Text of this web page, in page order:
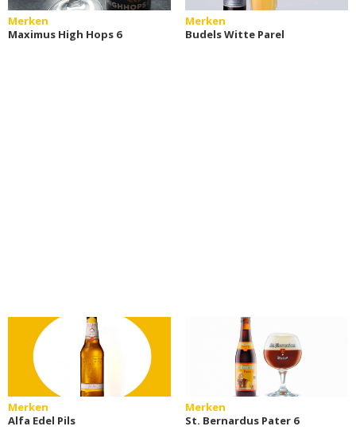
Merken
Maximus High Hops 6
Merken
Budels Witte Parel
Merken
Alfa Edel Pils
Merken
St. Bernardus Pater 6